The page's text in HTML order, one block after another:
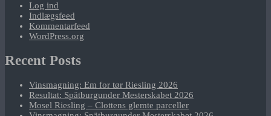
Log ind
Indlægsfeed
Kommentarfeed
WordPress.org
Recent Posts
Vinsmagning: Em for tør Riesling 2026
Resultat: Spätburgunder Mesterskabet 2026
Mosel Riesling – Clottens glemte parceller